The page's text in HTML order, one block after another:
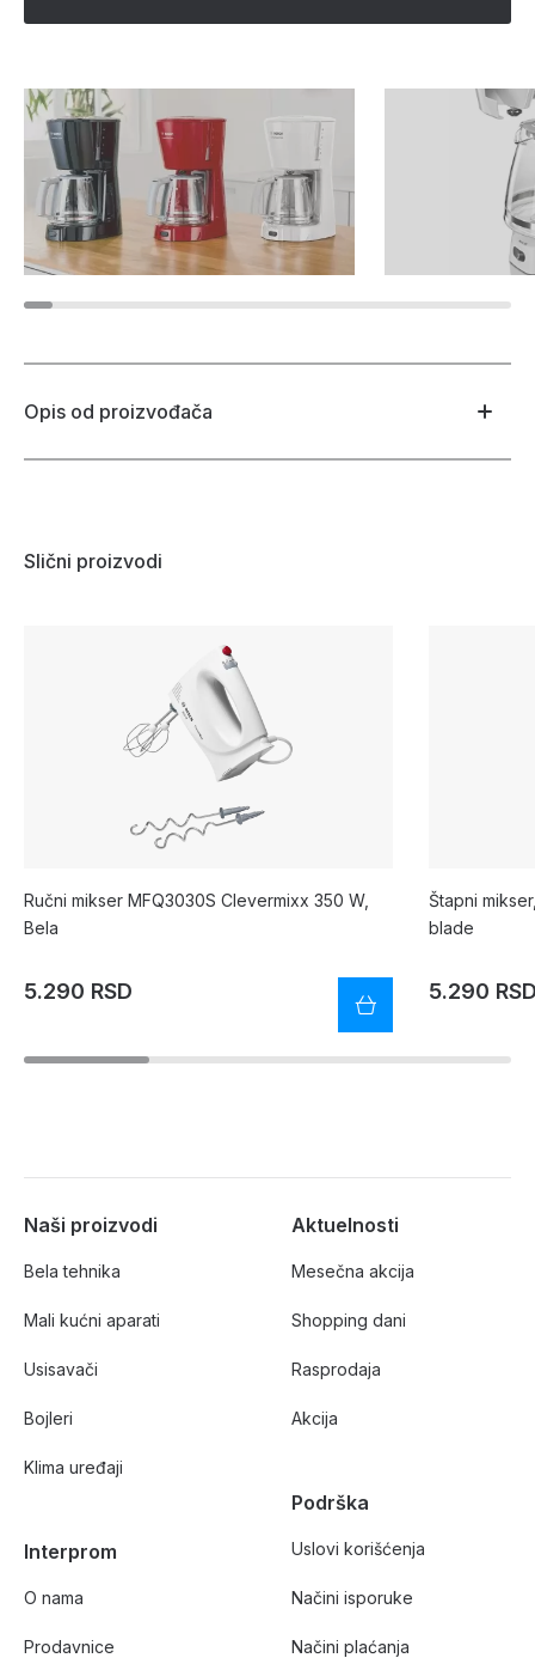
Opis od proizvođača
Slični proizvodi
Ručni mikser MFQ3030S Clevermixx 350 W,
Bela
5.290 RSD
Štapni
blade
5.290
Naši proizvodi
Bela tehnika
Mali kućni aparati
Usisavači
Bojleri
Klima uređaji
Interprom
O nama
Prodavnice
Aktuelnosti
Mesečna akcija
Shopping dani
Rasprodaja
Akcija
Podrška
Uslovi korišćenja
Načini isporuke
Načini plaćanja